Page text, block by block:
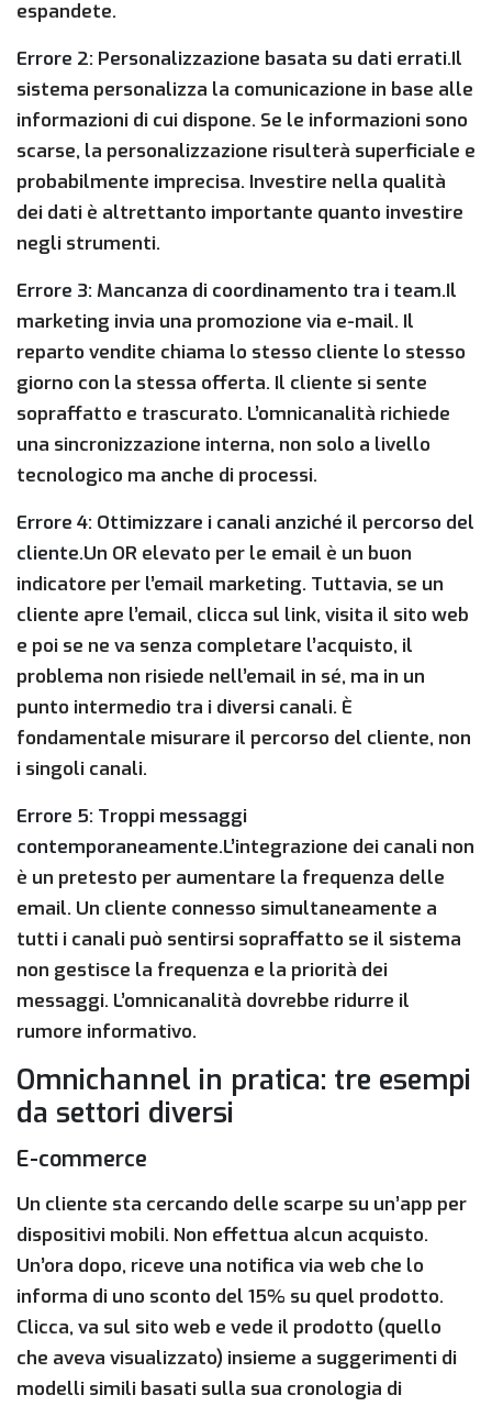
espandete.
Errore 2: Personalizzazione basata su dati errati.Il
sistema personalizza la comunicazione in base alle
informazioni di cui dispone. Se le informazioni sono
scarse, la personalizzazione risulterà superficiale e
probabilmente imprecisa. Investire nella qualità
dei dati è altrettanto importante quanto investire
negli strumenti.
Errore 3: Mancanza di coordinamento tra i team.Il
marketing invia una promozione via e-mail. Il
reparto vendite chiama lo stesso cliente lo stesso
giorno con la stessa offerta. Il cliente si sente
sopraffatto e trascurato. L’omnicanalità richiede
una sincronizzazione interna, non solo a livello
tecnologico ma anche di processi.
Errore 4: Ottimizzare i canali anziché il percorso del
cliente.Un OR elevato per le email è un buon
indicatore per l’email marketing. Tuttavia, se un
cliente apre l’email, clicca sul link, visita il sito web
e poi se ne va senza completare l’acquisto, il
problema non risiede nell’email in sé, ma in un
punto intermedio tra i diversi canali. È
fondamentale misurare il percorso del cliente, non
i singoli canali.
Errore 5: Troppi messaggi
contemporaneamente.L’integrazione dei canali non
è un pretesto per aumentare la frequenza delle
email. Un cliente connesso simultaneamente a
tutti i canali può sentirsi sopraffatto se il sistema
non gestisce la frequenza e la priorità dei
messaggi. L’omnicanalità dovrebbe ridurre il
rumore informativo.
Omnichannel in pratica: tre esempi
da settori diversi
E-commerce
Un cliente sta cercando delle scarpe su un’app per
dispositivi mobili. Non effettua alcun acquisto.
Un’ora dopo, riceve una notifica via web che lo
informa di uno sconto del 15% su quel prodotto.
Clicca, va sul sito web e vede il prodotto (quello
che aveva visualizzato) insieme a suggerimenti di
modelli simili basati sulla sua cronologia di